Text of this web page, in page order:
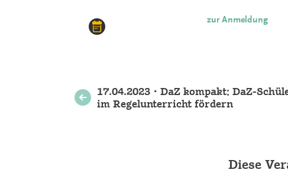
zur Anmeldung
Weitere
Veranstaltungen
17.04.2023 • DaZ kompakt: DaZ-
im Regelunterricht fördern
Diese